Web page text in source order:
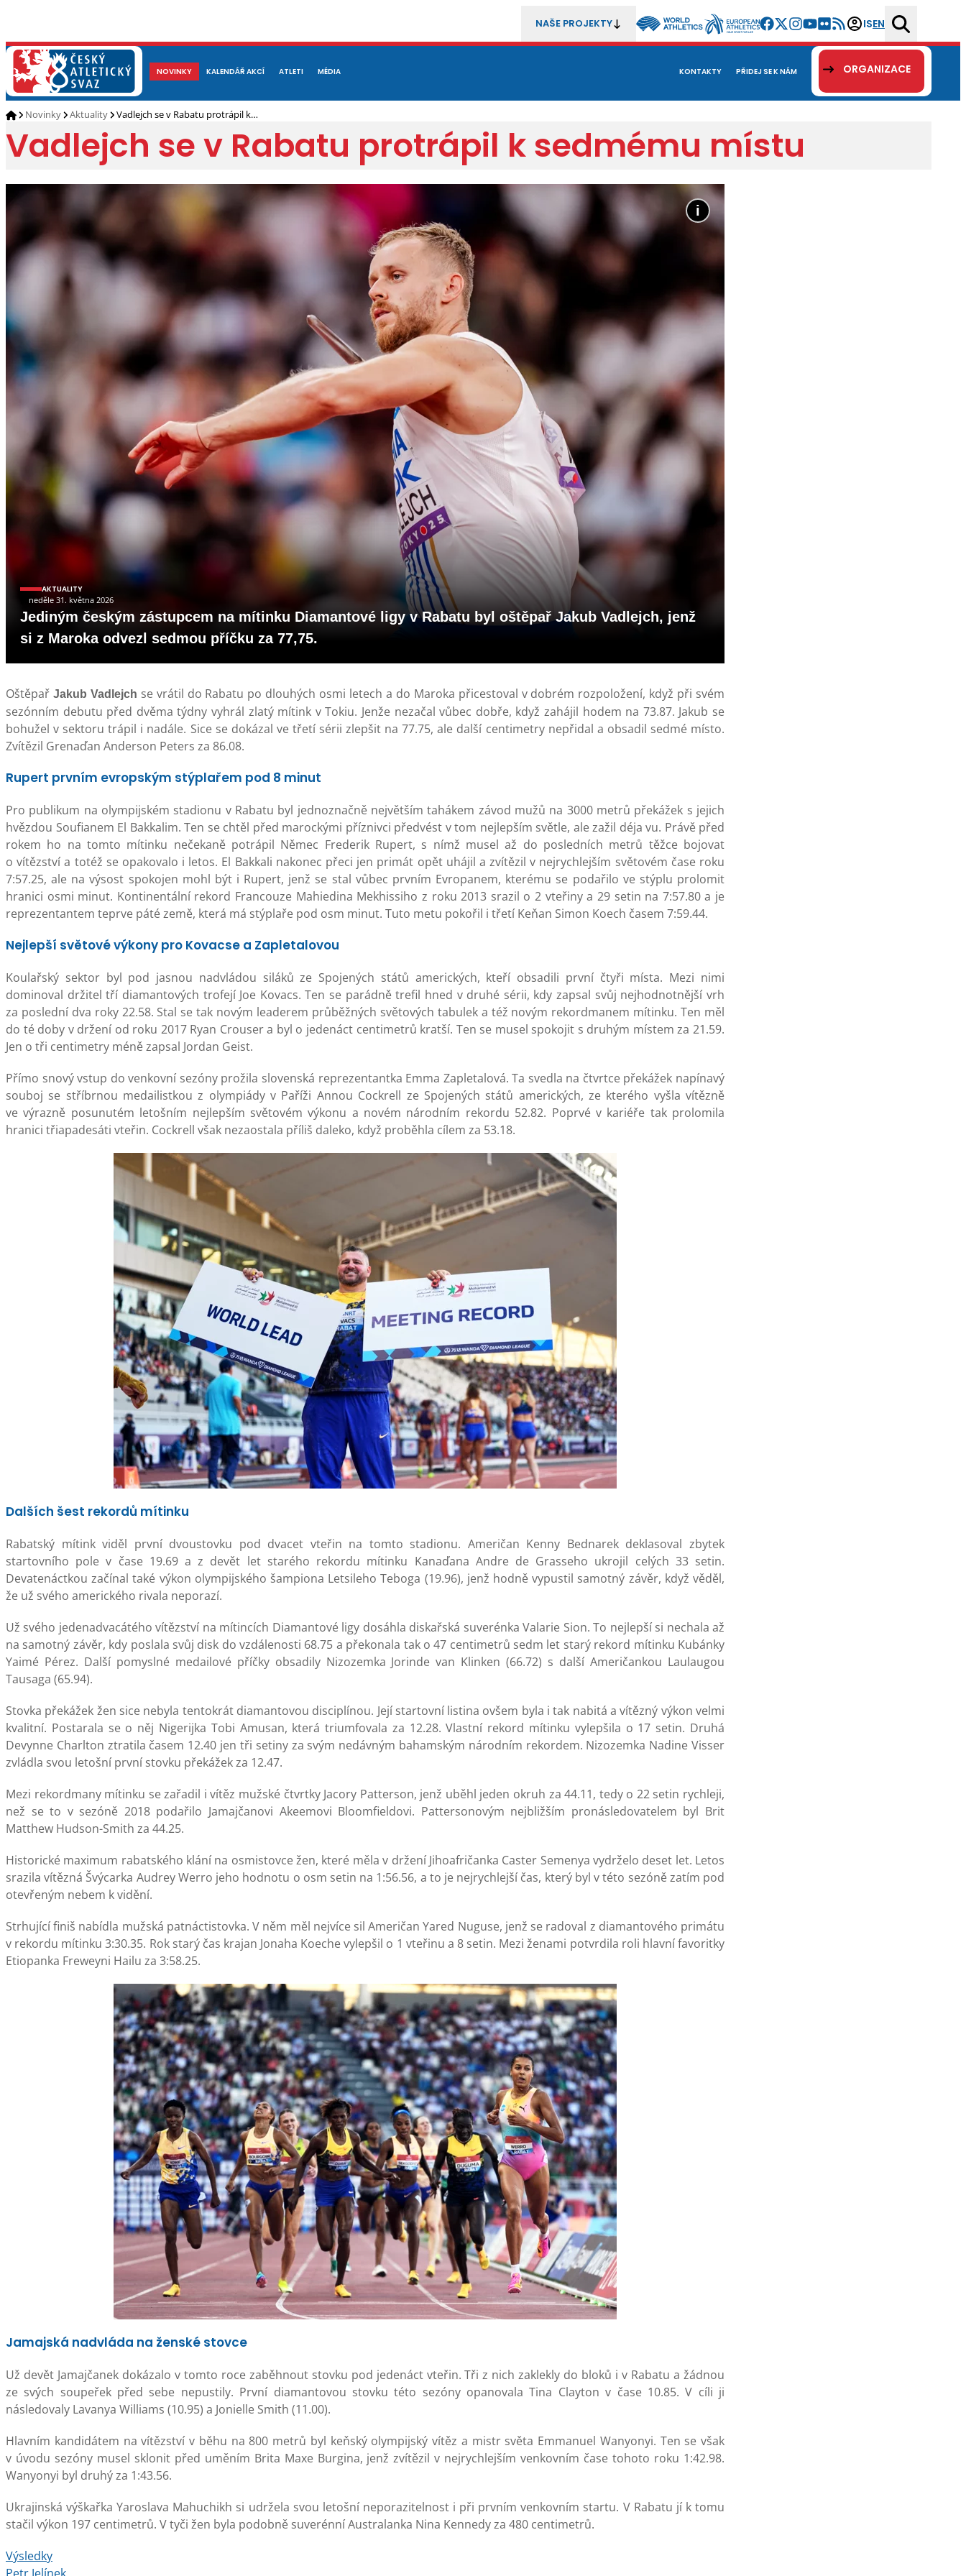
NAŠE PROJEKTY ISEN
NOVINKY KALENDÁŘ AKCÍ ATLETI MÉDIA
O NÁS ČLENOVÉ DOKUMENTY REPREZENTACE KONTAKTY PŘIDEJ SE K NÁM ORGANIZACE
Novinky Aktuality Vadlejch se v Rabatu protrápil k…
Vadlejch se v Rabatu protrápil k sedmému místu
AKTUALITY
neděle 31. května 2026
Jediným českým zástupcem na mítinku Diamantové ligy v Rabatu byl oštěpař Jakub Vadlejch, jenž
si z Maroka odvezl sedmou příčku za 77,75.
Oštěpař Jakub Vadlejch se vrátil do Rabatu po dlouhých osmi letech a do Maroka přicestoval v dobrém rozpoložení, když při svém
sezónním debutu před dvěma týdny vyhrál zlatý mítink v Tokiu. Jenže nezačal vůbec dobře, když zahájil hodem na 73.87. Jakub se
bohužel v sektoru trápil i nadále. Sice se dokázal ve třetí sérii zlepšit na 77.75, ale další centimetry nepřidal a obsadil sedmé místo.
Zvítězil Grenaďan Anderson Peters za 86.08.
Rupert prvním evropským stýplařem pod 8 minut
Pro publikum na olympijském stadionu v Rabatu byl jednoznačně největším tahákem závod mužů na 3000 metrů překážek s jejich
hvězdou Soufianem El Bakkalim. Ten se chtěl před marockými příznivci předvést v tom nejlepším světle, ale zažil déja vu. Právě před
rokem ho na tomto mítinku nečekaně potrápil Němec Frederik Rupert, s nímž musel až do posledních metrů těžce bojovat
o vítězství a totéž se opakovalo i letos. El Bakkali nakonec přeci jen primát opět uhájil a zvítězil v nejrychlejším světovém čase roku
7:57.25, ale na výsost spokojen mohl být i Rupert, jenž se stal vůbec prvním Evropanem, kterému se podařilo ve stýplu prolomit
hranici osmi minut. Kontinentální rekord Francouze Mahiedina Mekhissiho z roku 2013 srazil o 2 vteřiny a 29 setin na 7:57.80 a je
reprezentantem teprve páté země, která má stýplaře pod osm minut. Tuto metu pokořil i třetí Keňan Simon Koech časem 7:59.44.
Nejlepší světové výkony pro Kovacse a Zapletalovou
Koulařský sektor byl pod jasnou nadvládou siláků ze Spojených států amerických, kteří obsadili první čtyři místa. Mezi nimi
dominoval držitel tří diamantových trofejí Joe Kovacs. Ten se parádně trefil hned v druhé sérii, kdy zapsal svůj nejhodnotnější vrh
za poslední dva roky 22.58. Stal se tak novým leaderem průběžných světových tabulek a též novým rekordmanem mítinku. Ten měl
do té doby v držení od roku 2017 Ryan Crouser a byl o jedenáct centimetrů kratší. Ten se musel spokojit s druhým místem za 21.59.
Jen o tři centimetry méně zapsal Jordan Geist.
Přímo snový vstup do venkovní sezóny prožila slovenská reprezentantka Emma Zapletalová. Ta svedla na čtvrtce překážek napínavý
souboj se stříbrnou medailistkou z olympiády v Paříži Annou Cockrell ze Spojených států amerických, ze kterého vyšla vítězně
ve výrazně posunutém letošním nejlepším světovém výkonu a novém národním rekordu 52.82. Poprvé v kariéře tak prolomila
hranici třiapadesáti vteřin. Cockrell však nezaostala příliš daleko, když proběhla cílem za 53.18.
Dalších šest rekordů mítinku
Rabatský mítink viděl první dvoustovku pod dvacet vteřin na tomto stadionu. Američan Kenny Bednarek deklasoval zbytek
startovního pole v čase 19.69 a z devět let starého rekordu mítinku Kanaďana Andre de Grasseho ukrojil celých 33 setin.
Devatenáctkou začínal také výkon olympijského šampiona Letsileho Teboga (19.96), jenž hodně vypustil samotný závěr, když věděl,
že už svého amerického rivala neporazí.
Už svého jedenadvacátého vítězství na mítincích Diamantové ligy dosáhla diskařská suverénka Valarie Sion. To nejlepší si nechala až
na samotný závěr, kdy poslala svůj disk do vzdálenosti 68.75 a překonala tak o 47 centimetrů sedm let starý rekord mítinku Kubánky
Yaimé Pérez. Další pomyslné medailové příčky obsadily Nizozemka Jorinde van Klinken (66.72) s další Američankou Laulaugou
Tausaga (65.94).
Stovka překážek žen sice nebyla tentokrát diamantovou disciplínou. Její startovní listina ovšem byla i tak nabitá a vítězný výkon velmi
kvalitní. Postarala se o něj Nigerijka Tobi Amusan, která triumfovala za 12.28. Vlastní rekord mítinku vylepšila o 17 setin. Druhá
Devynne Charlton ztratila časem 12.40 jen tři setiny za svým nedávným bahamským národním rekordem. Nizozemka Nadine Visser
zvládla svou letošní první stovku překážek za 12.47.
Mezi rekordmany mítinku se zařadil i vítěz mužské čtvrtky Jacory Patterson, jenž uběhl jeden okruh za 44.11, tedy o 22 setin rychleji,
než se to v sezóně 2018 podařilo Jamajčanovi Akeemovi Bloomfieldovi. Pattersonovým nejbližším pronásledovatelem byl Brit
Matthew Hudson-Smith za 44.25.
Historické maximum rabatského klání na osmistovce žen, které měla v držení Jihoafričanka Caster Semenya vydrželo deset let. Letos
srazila vítězná Švýcarka Audrey Werro jeho hodnotu o osm setin na 1:56.56, a to je nejrychlejší čas, který byl v této sezóně zatím pod
otevřeným nebem k vidění.
Strhující finiš nabídla mužská patnáctistovka. V něm měl nejvíce sil Američan Yared Nuguse, jenž se radoval z diamantového primátu
v rekordu mítinku 3:30.35. Rok starý čas krajan Jonaha Koeche vylepšil o 1 vteřinu a 8 setin. Mezi ženami potvrdila roli hlavní favoritky
Etiopanka Freweyni Hailu za 3:58.25.
Jamajská nadvláda na ženské stovce
Už devět Jamajčanek dokázalo v tomto roce zaběhnout stovku pod jedenáct vteřin. Tři z nich zaklekly do bloků i v Rabatu a žádnou
ze svých soupeřek před sebe nepustily. První diamantovou stovku této sezóny opanovala Tina Clayton v čase 10.85. V cíli ji
následovaly Lavanya Williams (10.95) a Jonielle Smith (11.00).
Hlavním kandidátem na vítězství v běhu na 800 metrů byl keňský olympijský vítěz a mistr světa Emmanuel Wanyonyi. Ten se však
v úvodu sezóny musel sklonit před uměním Brita Maxe Burgina, jenž zvítězil v nejrychlejším venkovním čase tohoto roku 1:42.98.
Wanyonyi byl druhý za 1:43.56.
Ukrajinská výškařka Yaroslava Mahuchikh si udržela svou letošní neporazitelnost i při prvním venkovním startu. V Rabatu jí k tomu
stačil výkon 197 centimetrů. V tyči žen byla podobně suverénní Australanka Nina Kennedy za 480 centimetrů.
Výsledky